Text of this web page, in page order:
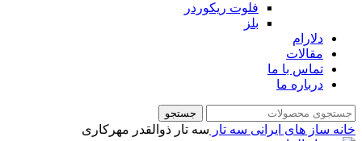
فلوت ریکوردر
بلز
دلارام
مقالات
تماس با ما
درباره ما
جستجو
خانه ساز های ایرانی سه تار سه تار ذوالقدر مهرکاری